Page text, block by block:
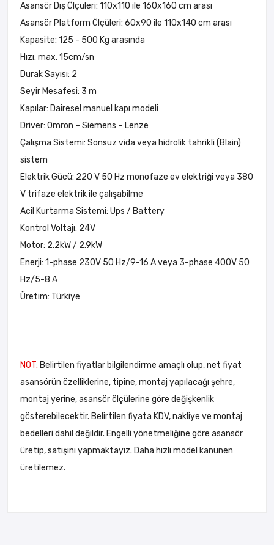
Asansör Dış Ölçüleri: 110x110 ile 160x160 cm arası
Asansör Platform Ölçüleri: 60x90 ile 110x140 cm arası
Kapasite: 125 - 500 Kg arasında
Hızı: max. 15cm/sn
Durak Sayısı: 2
Seyir Mesafesi: 3 m
Kapılar: Dairesel manuel kapı modeli
Driver: Omron – Siemens – Lenze
Çalışma Sistemi: Sonsuz vida veya hidrolik tahrikli (Blain)
sistem
Elektrik Gücü: 220 V 50 Hz monofaze ev elektriği veya 380
V trifaze elektrik ile çalışabilme
Acil Kurtarma Sistemi: Ups / Battery
Kontrol Voltajı: 24V
Motor: 2.2kW / 2.9kW
Enerji: 1-phase 230V 50 Hz/9-16 A veya 3-phase 400V 50
Hz/5-8 A
Üretim: Türkiye
NOT: Belirtilen fiyatlar bilgilendirme amaçlı olup, net fiyat
asansörün özelliklerine, tipine, montaj yapılacağı şehre,
montaj yerine, asansör ölçülerine göre değişkenlik
gösterebilecektir. Belirtilen fiyata KDV, nakliye ve montaj
bedelleri dahil değildir. Engelli yönetmeliğine göre asansör
üretip, satışını yapmaktayız. Daha hızlı model kanunen
üretilemez.